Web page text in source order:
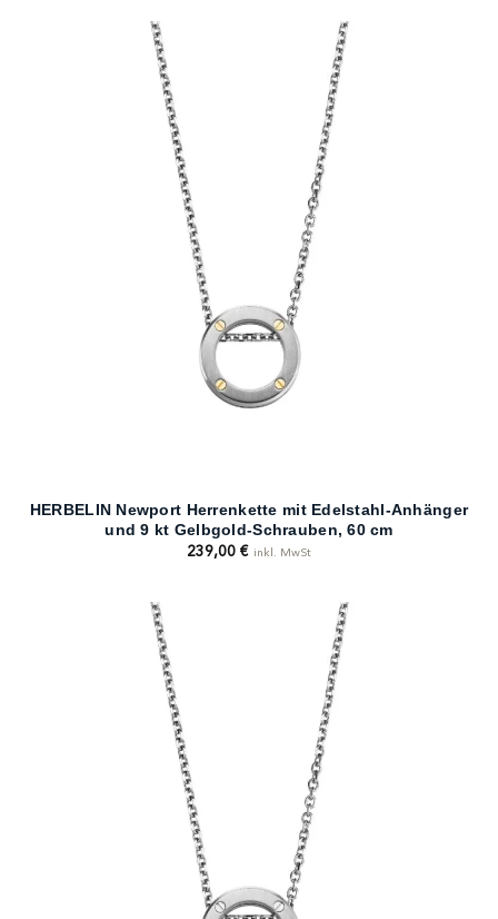
HERBELIN Newport Herrenkette mit Edelstahl-Anhänger
und 9 kt Gelbgold-Schrauben, 60 cm
239,00 € inkl. MwSt